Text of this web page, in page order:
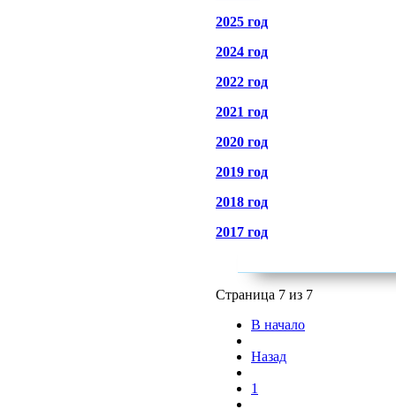
2025 год
2024 год
2022 год
2021 год
2020 год
2019 год
2018 год
2017 год
Страница 7 из 7
В начало
Назад
1